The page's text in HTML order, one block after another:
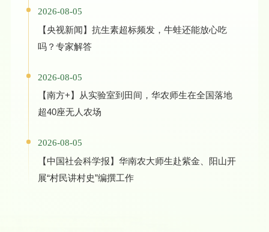
2026-08-05
【央视新闻】抗生素超标频发，牛蛙还能放心吃
吗？专家解答
2026-08-05
【南方+】从实验室到田间，华农师生在全国落地
超40座无人农场
2026-08-05
【中国社会科学报】华南农大师生赴紫金、阳山开
展“村民讲村史”编撰工作